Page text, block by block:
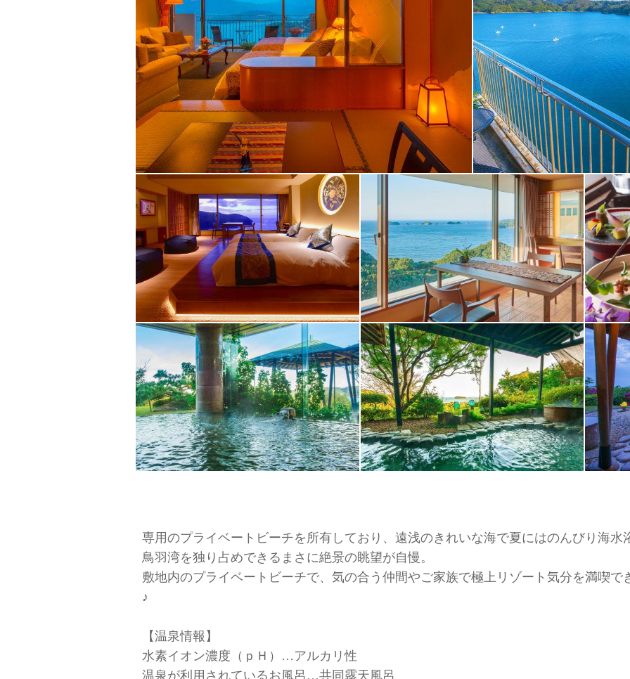
専用のプライベートビーチを所有しており、遠浅のきれいな海で夏にはのんびり海水
鳥羽湾を独り占めできるまさに絶景の眺望が自慢。
敷地内のプライベートビーチで、気の合う仲間やご家族で極上リゾート気分を満喫で
♪
【温泉情報】
水素イオン濃度（ｐＨ）…アルカリ性
温泉が利用されているお風呂…共同露天風呂